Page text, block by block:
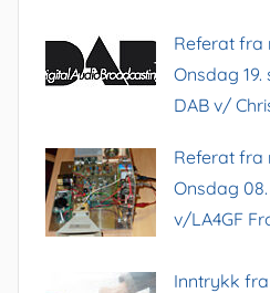
Referat fra
Onsdag 19.
DAB v/
Referat fra
Onsdag 08.
v/LA4GF
Inntrykk